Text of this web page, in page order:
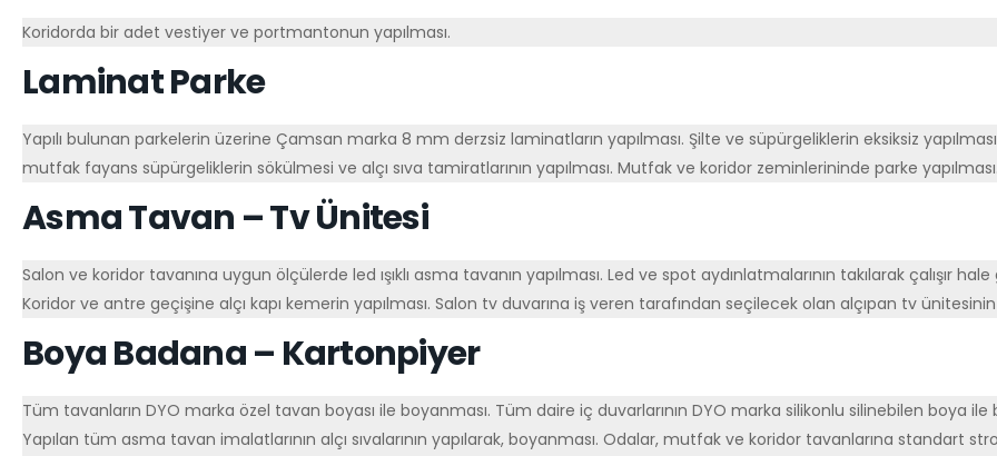
Koridorda bir adet vestiyer ve portmantonun yapılması.
Laminat Parke
Yapılı bulunan parkelerin üzerine Çamsan marka 8 mm derzsiz laminatların yapılması. Şilte ve süpürgeliklerin eksiksiz
mutfak fayans süpürgeliklerin sökülmesi ve alçı sıva tamiratlarının yapılması. Mutfak ve koridor zeminlerininde parke yapılması.
Asma Tavan – Tv Ünitesi
Salon ve koridor tavanına uygun ölçülerde led ışıklı asma tavanın yapılması. Led ve spot aydınlatmalarının takılarak çalışır
Koridor ve antre geçişine alçı kapı kemerin yapılması. Salon tv duvarına iş veren tarafından seçilecek olan alçıpan tv ünitesinin
Boya Badana – Kartonpiyer
Tüm tavanların DYO marka özel tavan boyası ile boyanması. Tüm daire iç duvarlarının DYO marka silikonlu silinebilen boya ile
Yapılan tüm asma tavan imalatlarının alçı sıvalarının yapılarak, boyanması. Odalar, mutfak ve koridor tavanlarına standart